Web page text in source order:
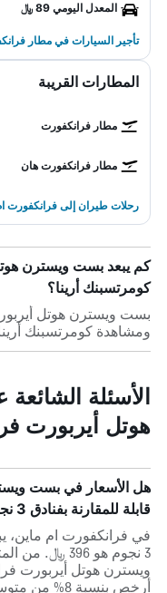
المعدل اليومي 89 ﷼
تأجير السيارات في مطار
المطارات القريبة
مطار فرانكفورت
مطار فرانكفورت هان
رحلات طيران إلى فرانكفورت
كم يبعد بست ويسترن
كومرتسبنك أرينا؟
بست ويسترن هوتل
ومشاهدة كومرتسبنك أرينا.
الأسئلة
هوتل أيربورت
هل الأسعار في بست
قابلة للمقارنة بفنادق 3 نجوم في فرانكفورت ام ماين؟
في فرانكفورت ام ماين،
3 نجوم هو
أرخص بنسبة